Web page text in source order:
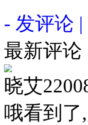
- 发评论
最新评论
晓艾2
哦看到了